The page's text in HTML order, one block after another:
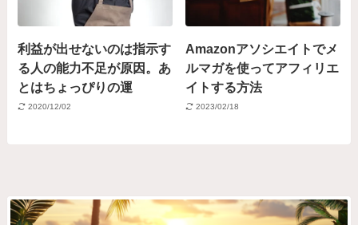
利益が出せないのは指示す
る人の能力不足が原因。あ
とはちょっぴりの運
2020/12/02
Amazonアソシエイトでメ
ルマガを使ってアフィリエ
イトする方法
2023/02/18